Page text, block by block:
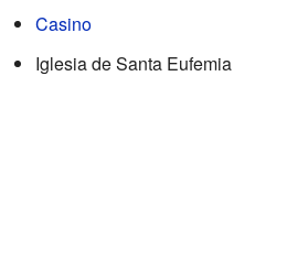
Casino
Iglesia de Santa Eufemia